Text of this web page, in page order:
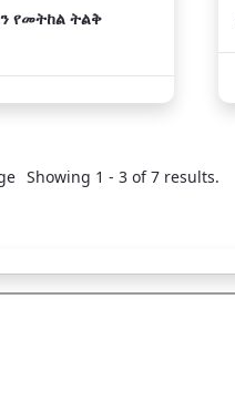
የመትከል ትልቅ
Showing 1 - 3 of 7 results.